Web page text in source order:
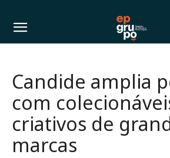
Candide amplia
com
criativos de
marcas